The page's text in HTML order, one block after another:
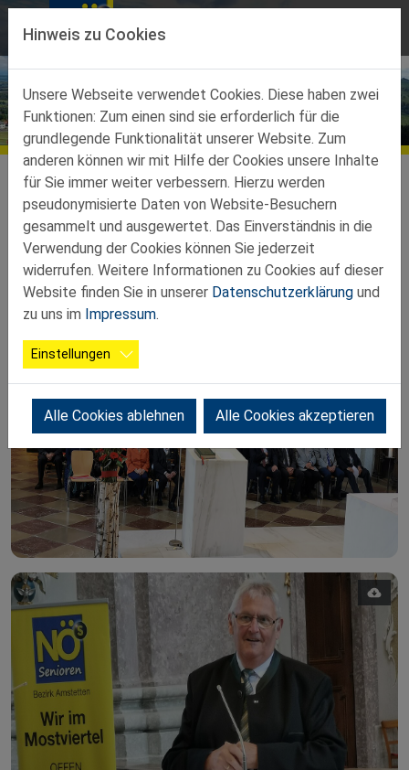
Direkt zur Hauptnavigation springen
Direkt zum Inhalt springen
Bildergalerien
ServiceGalerien
2023 06 01 50 Jahr Feier
Hinweis zu Cookies
Unsere Webseite verwendet Cookies. Diese haben zwei
Funktionen: Zum einen sind sie erforderlich für die
grundlegende Funktionalität unserer Website. Zum
anderen können wir mit Hilfe der Cookies unsere Inhalte
für Sie immer weiter verbessern. Hierzu werden
pseudonymisierte Daten von Website-Besuchern
gesammelt und ausgewertet. Das Einverständnis in die
Verwendung der Cookies können Sie jederzeit
widerrufen. Weitere Informationen zu Cookies auf dieser
Website finden Sie in unserer Datenschutzerklärung und
zu uns im Impressum.
Einstellungen
Alle Cookies ablehnen Alle Cookies akzeptieren